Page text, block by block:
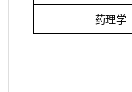
药理学